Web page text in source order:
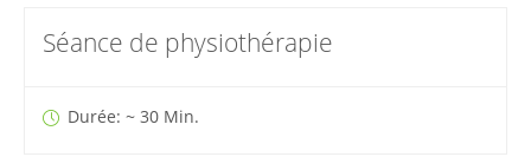
Séance de physiothérapie
Durée: ~ 30 Min.